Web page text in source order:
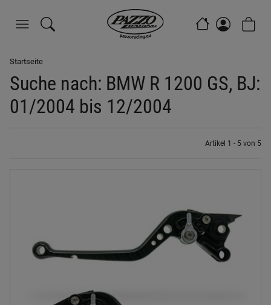
Startseite
Suche nach: BMW R 1200 GS, BJ:
01/2004 bis 12/2004
Artikel 1 - 5 von 5